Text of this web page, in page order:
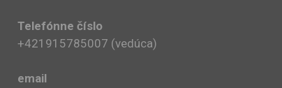
Telefónne číslo
+421915785007​ (vedúca)
email